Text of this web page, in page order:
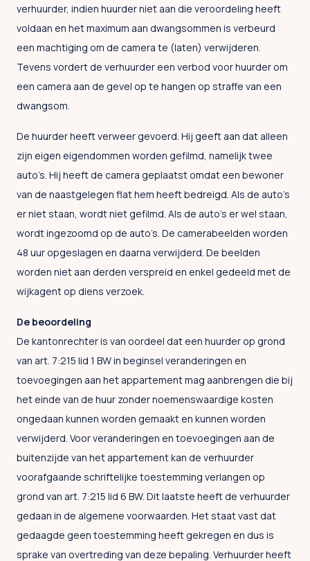
verhuurder, indien huurder niet aan die veroordeling heeft
voldaan en het maximum aan dwangsommen is verbeurd
een machtiging om de camera te (laten) verwijderen.
Tevens vordert de verhuurder een verbod voor huurder om
een camera aan de gevel op te hangen op straffe van een
dwangsom.
De huurder heeft verweer gevoerd. Hij geeft aan dat alleen
zijn eigen eigendommen worden gefilmd, namelijk twee
auto’s. Hij heeft de camera geplaatst omdat een bewoner
van de naastgelegen flat hem heeft bedreigd. Als de auto’s
er niet staan, wordt niet gefilmd. Als de auto’s er wel staan,
wordt ingezoomd op de auto’s. De camerabeelden worden
48 uur opgeslagen en daarna verwijderd. De beelden
worden niet aan derden verspreid en enkel gedeeld met de
wijkagent op diens verzoek.
De beoordeling
De kantonrechter is van oordeel dat een huurder op grond
van art. 7:215 lid 1 BW in beginsel veranderingen en
toevoegingen aan het appartement mag aanbrengen die bij
het einde van de huur zonder noemenswaardige kosten
ongedaan kunnen worden gemaakt en kunnen worden
verwijderd. Voor veranderingen en toevoegingen aan de
buitenzijde van het appartement kan de verhuurder
voorafgaande schriftelijke toestemming verlangen op
grond van art. 7:215 lid 6 BW. Dit laatste heeft de verhuurder
gedaan in de algemene voorwaarden. Het staat vast dat
gedaagde geen toestemming heeft gekregen en dus is
sprake van overtreding van deze bepaling. Verhuurder heeft